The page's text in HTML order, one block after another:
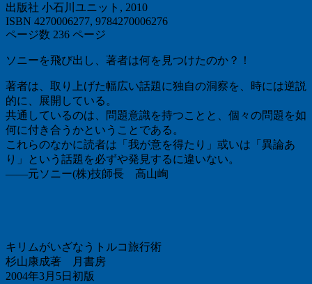
出版社 小石川ユニット, 2010
ISBN 4270006277, 9784270006276
ページ数 236 ページ
ソニーを飛び出し、著者は何を見つけたのか？！
著者は、取り上げた幅広い話題に独自の洞察を、時には逆説
的に、展開している。
共通しているのは、問題意識を持つことと、個々の問題を如
何に付き合うかということである。
これらのなかに読者は「我が意を得たり」或いは「異論あ
り」という話題を必ずや発見するに違いない。
――元ソニー(株)技師長 高山峋
キリムがいざなうトルコ旅行術
杉山康成著 月書房
2004年3月5日初版